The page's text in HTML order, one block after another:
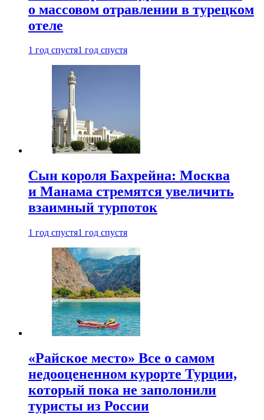
о массовом отравлении в турецком
отеле
1 год спустя1 год спустя
Сын короля Бахрейна: Москва
и Манама стремятся увеличить
взаимный турпоток
1 год спустя1 год спустя
«Райское место» Все о самом
недооцененном курорте Турции,
который пока не заполонили
туристы из России